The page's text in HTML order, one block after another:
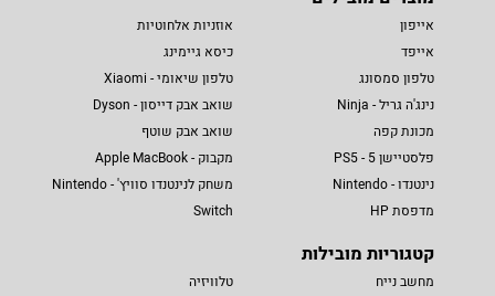
אייפון
אייפד
טלפון סמסונג
נינג'ה גריל - Ninja
מכונת קפה
פלסטיישן 5 - PS5
נינטנדו - Nintendo
מדפסת HP
אוזניות אלחוטיות
כיסא גיימינג
טלפון שיאומי - Xiaomi
שואב אבק דייסון - Dyson
שואב אבק שוטף
מקבוק - Apple MacBook
משחק לנינטנדו סוויץ' - Nintendo
Switch
קטגוריות מובילות
מחשב נייח
טלוויזיה